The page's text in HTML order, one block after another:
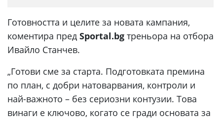
Готовността и целите за новата кампания,
коментира пред Sportal.bg треньора на отбора
Ивайло Станчев.
„Готови сме за старта. Подготовката премина
по план, с добри натоварвания, контроли и
най-важното – без сериозни контузии. Това
винаги е ключово, когато се гради основата за